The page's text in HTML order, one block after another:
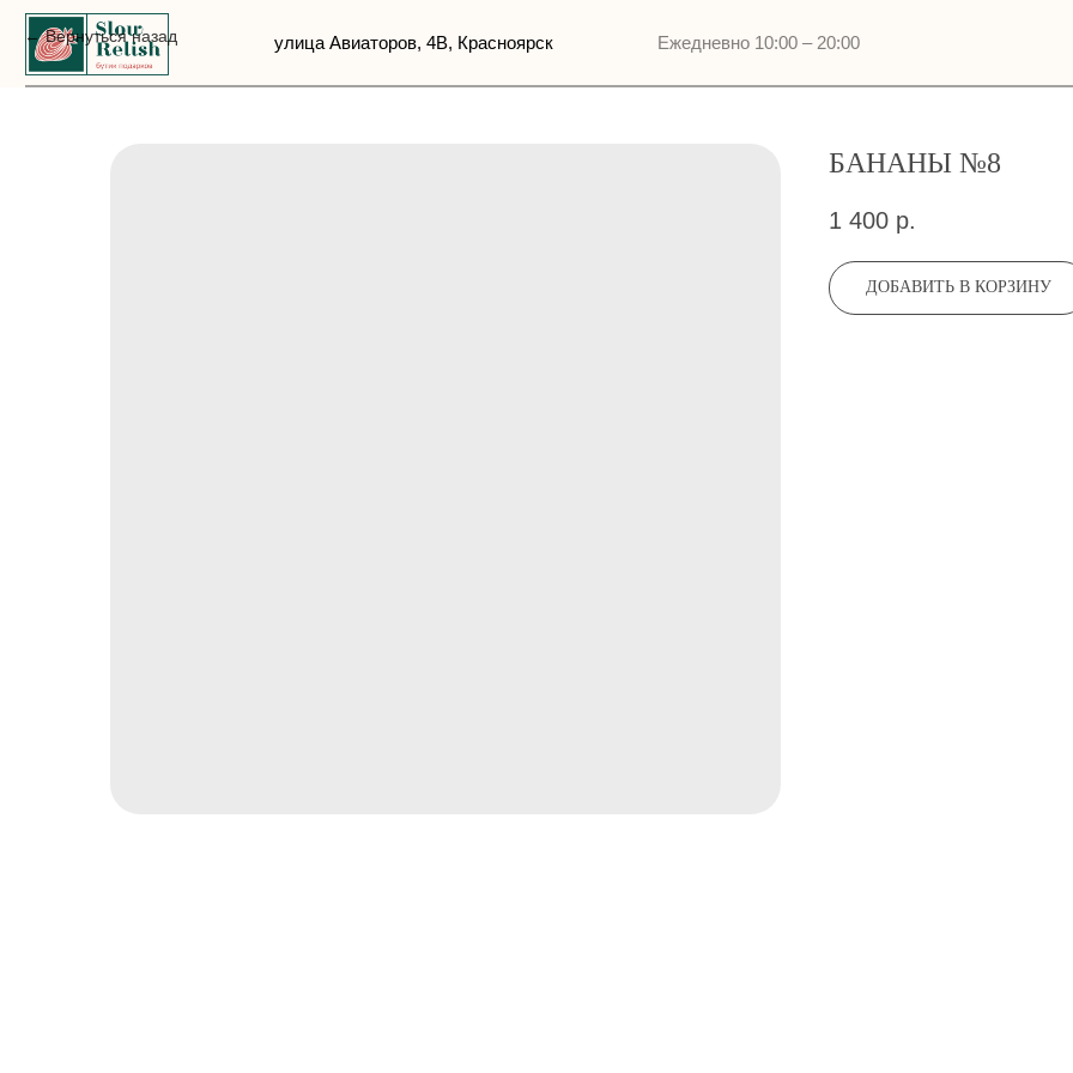
Вернуться назад
БАНАНЫ №8
1 400 р.
ДОБАВИТЬ В КОРЗИНУ
улица Авиаторов, 4В, Красноярск Ежедневно 10:00 – 20:00